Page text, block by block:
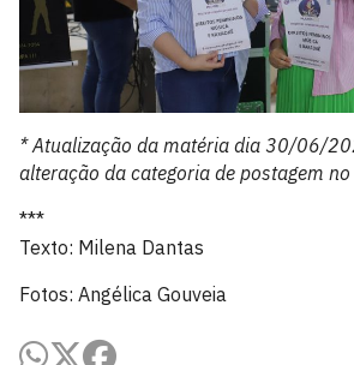
* Atualização da matéria dia 30/06/
alteração da categoria de postagem no
***
Texto: Milena Dantas
Fotos: Angélica Gouveia